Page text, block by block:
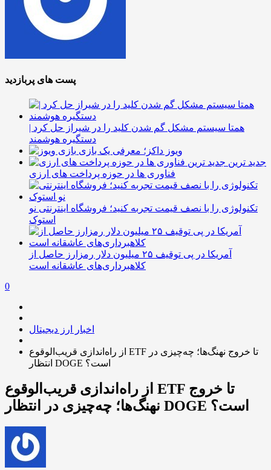
پست های پربازدید
همتا سیستم مشکل گم شدن کلید را در شیراز حل کرد |
دستگیره هوشمند
ویوز داکز؛ معرفی یک بازی
جدید ترین
فناوری ها در حوزه پرداخت های ارزی
تکنولوژی را با نصف قیمت تجربه کنید؛ فروشگاه اینترنتی نو
استوک
آمریکا در پی توقیف ۲۵ میلیون دلار رمزارز حاصل از
کلاهبرداری‌های عاشقانه است
0
اخبار ارز دیجیتال
از راه‌اندازی قریب‌الوقوع ETF تا خروج نهنگ‌ها؛ چه‌چیزی در
انتظار DOGE است؟
از راه‌اندازی قریب‌الوقوع ETF تا خروج
نهنگ‌ها؛ چه‌چیزی در انتظار DOGE است؟